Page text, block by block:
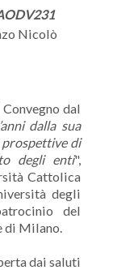
Nicolò
dal
dalla sua
prospettive di
degli enti",
Cattolica
degli
del
di Milano.
dai saluti